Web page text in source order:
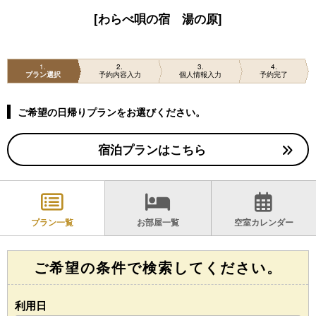
[わらべ唄の宿 湯の原]
1
プラン選択
2
予約内容入力
3
個人情報入力
4
予約完了
ご希望の日帰りプランをお選びください。
宿泊プランはこちら
プラン一覧 お部屋一覧 空室カレンダー
ご希望の条件で検索してください。
利用日